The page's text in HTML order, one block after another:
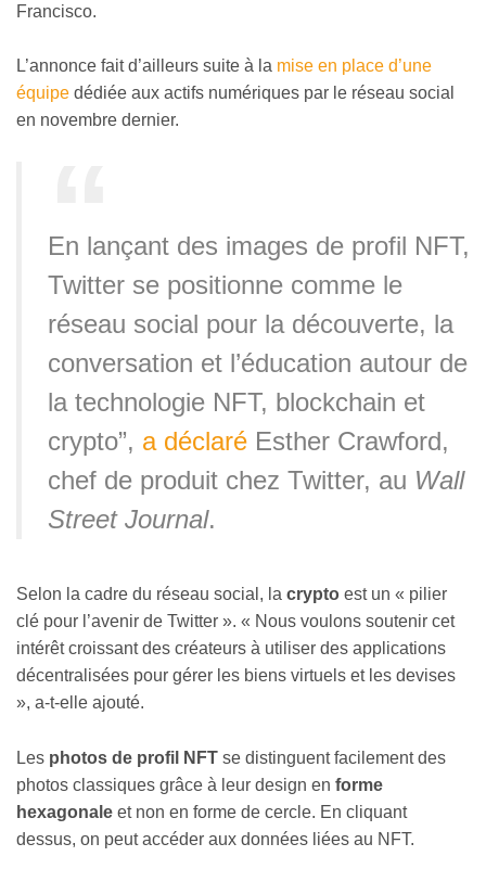
Francisco.
L’annonce fait d’ailleurs suite à la mise en place d’une
équipe dédiée aux actifs numériques par le réseau social
en novembre dernier.
En lançant des images de profil NFT,
Twitter se positionne comme le
réseau social pour la découverte, la
conversation et l’éducation autour de
la technologie NFT, blockchain et
crypto”, a déclaré Esther Crawford,
chef de produit chez Twitter, au Wall
Street Journal.
Selon la cadre du réseau social, la crypto est un « pilier
clé pour l’avenir de Twitter ». « Nous voulons soutenir cet
intérêt croissant des créateurs à utiliser des applications
décentralisées pour gérer les biens virtuels et les devises
», a-t-elle ajouté.
Les photos de profil NFT se distinguent facilement des
photos classiques grâce à leur design en forme
hexagonale et non en forme de cercle. En cliquant
dessus, on peut accéder aux données liées au NFT.